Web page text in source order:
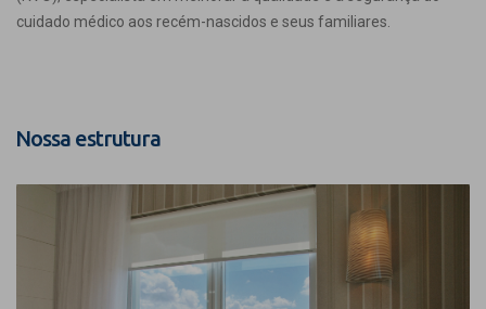
cuidado médico aos recém-nascidos e seus familiares.
Nossa estrutura